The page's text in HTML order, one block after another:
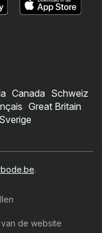
Canada Schweiz
Great Britain
Sverige
.
de website